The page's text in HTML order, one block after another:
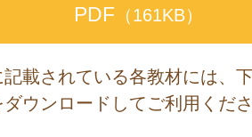
PDF （161KB）
載されている各教材には、
ダウンロードしてご利用くだ